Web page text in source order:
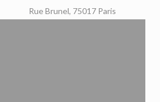
Rue Brunel, 75017 Paris